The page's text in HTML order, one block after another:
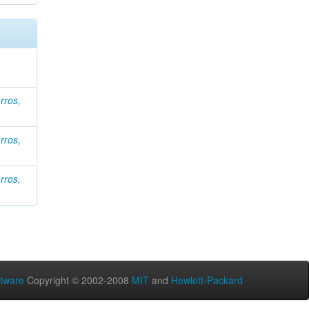
Copyright © 2002-2008 MIT and Hewlett-Packard